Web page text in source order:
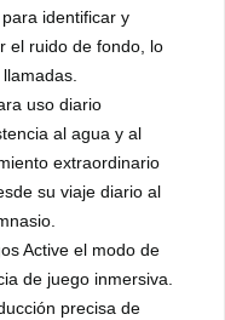
identificar y
el ruido de fondo, lo
uso diario
al agua y al
extraordinario
su viaje diario al
Active el modo de
de juego inmersiva.
precisa de